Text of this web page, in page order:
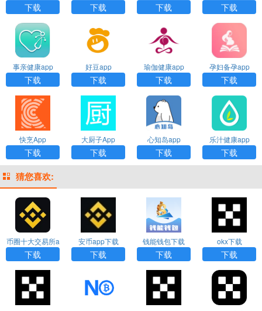
下载 下载 下载 下载
事亲健康app
下载
好豆app
下载
瑜伽健康app
下载
孕妇备孕app
下载
快烹App
下载
大厨子App
下载
心知岛app
下载
乐汁健康app
下载
猜您喜欢:
币圈十大交易所a
pp下载
下载
安币app下载
下载
钱能钱包下载
下载
okx下载
下载